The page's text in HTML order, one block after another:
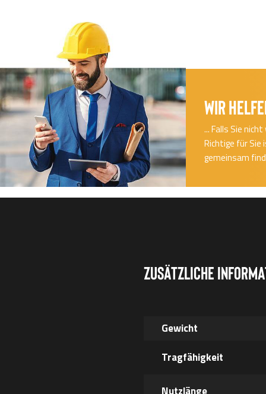
Wir
... Falls Sie
Richtige für Sie
gemeinsam
Zusätzliche
Gewicht
Tragfähigkeit